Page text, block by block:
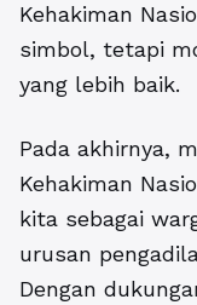
Kehakiman
simbol, tetapi
yang lebih baik.
Pada akhirnya,
Kehakiman
kita sebagai
urusan
Dengan